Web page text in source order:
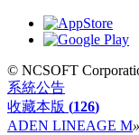
© NCSOFT
系統公告
收藏本版 (126)
ADEN LINEAGE M»